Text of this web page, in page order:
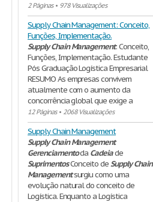
2 Páginas• 978 Visualizações
Supply Chain Management: Conceito,
Funções, Implementação.
SupplyChain Management: Conceito,
Funções, Implementação. Estudante
Pós Graduação Logística Empresarial
RESUMO As empresas convivem
atualmente com o aumento da
concorrência global que exige a
12 Páginas• 2068 Visualizações
Supply Chain Management
SupplyChain Management
Gerenciamentoda Cadeiade
SuprimentosConceito deSupplyChain
Managementsurgiu como uma
evolução natural do conceito de
Logística. Enquanto a Logística